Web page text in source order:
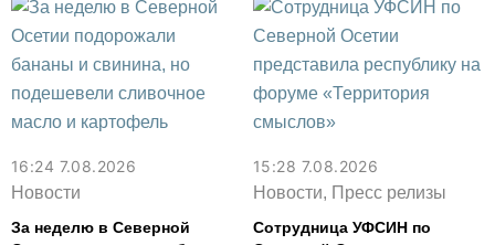
16:24 7.08.2026
Новости
За неделю в Северной
15:28 7.08.2026
Новости, Пресс релизы
Сотрудница УФСИН по